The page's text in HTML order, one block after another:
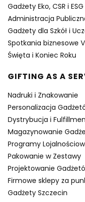
Gadżety Eko, CSR i ESG
Administracja
Gadżety dla Szkół i
Spotkania biznesowe
Święta i Koniec Roku
GIFTING AS A
Nadruki i Znakowanie
Personalizacja
Dystrybucja i
Magazynowanie
Programy
Pakowanie w Zestawy
Projektowanie
Firmowe sklepy za
Gadżety Szczecin